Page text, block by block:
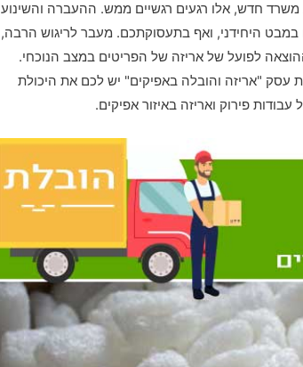
משרד חדש, אלו רגעים רגשיים ממש. ההעברה והשינוע
היחידני, ואף בתעסוקתכם. מעבר לריגוש הרבה,
לפועל של אריזה של הפריטים במצב הנוכחי.
"אריזה והובלה באפיקים" יש לכם את היכולת
פירוק ואריזה באיזור אפיקים.